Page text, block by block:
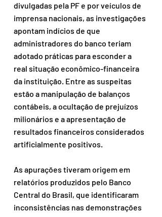
divulgadas pela PF e por veículos de
imprensa nacionais, as investigações
apontam indícios de que
administradores do banco teriam
adotado práticas para esconder a
real situação econômico-financeira
da instituição. Entre as suspeitas
estão a manipulação de balanços
contábeis, a ocultação de prejuízos
milionários e a apresentação de
resultados financeiros considerados
artificialmente positivos.
As apurações tiveram origem em
relatórios produzidos pelo Banco
Central do Brasil, que identificaram
inconsistências nas demonstrações